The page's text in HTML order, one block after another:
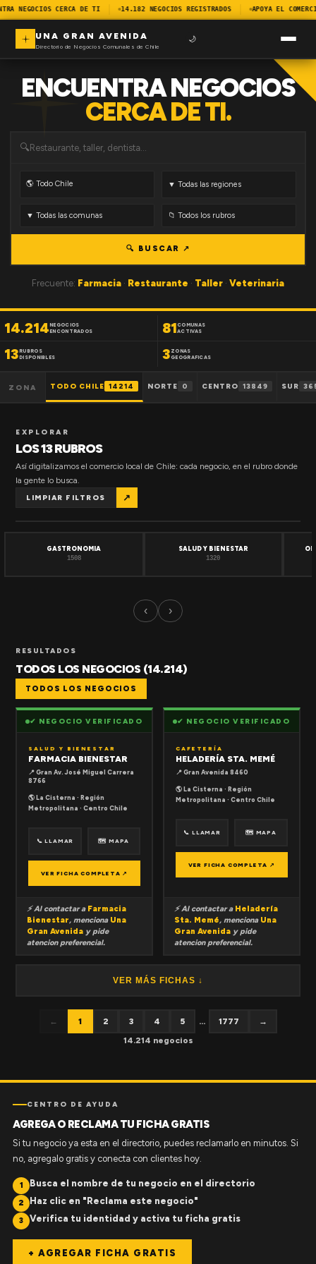
NEGOCIOS CERCA DE TI 14.182 NEGOCIOS REGISTRADOS APOYA EL
UNA GRAN AVENIDA
Directorio de Negocios Comunales de Chile
🌙
ENCUENTRA NEGOCIOS
CERCA DE TI.
🔍
🔍 BUSCAR ↗
Frecuente: Farmacia · Restaurante · Taller · Veterinaria
14.214NEGOCIOS
ENCONTRADOS
81 COMUNAS
ACTIVAS
13RUBROS
DISPONIBLES
3 ZONAS
GEOGRAFICAS
ZONA TODO CHILE 14214 NORTE 0 CENTRO 13849 SUR
EXPLORAR
LOS 13 RUBROS
Así digitalizamos el comercio local de Chile: cada negocio, en el rubro donde
la gente lo busca.
LIMPIAR FILTROS ↗
GASTRONOMIA
1508
SALUD Y BIENESTAR
1320
‹ ›
RESULTADOS
TODOS LOS NEGOCIOS (14.214)
TODOS LOS NEGOCIOS
✔ NEGOCIO VERIFICADO
SALUD Y BIENESTAR
FARMACIA BIENESTAR
📍 Gran Av. José Miguel Carrera
8766
🌎 La Cisterna · Región
Metropolitana · Centro Chile
📞 LLAMAR 🗺 MAPA
VER FICHA COMPLETA ↗
⚡ Al contactar a Farmacia
Bienestar, menciona Una
Gran Avenida y pide
atencion preferencial.
✔ NEGOCIO VERIFICADO
CAFETERÍA
HELADERÍA STA. MEMÉ
📍 Gran Avenida 8460
🌎 La Cisterna · Región
Metropolitana · Centro Chile
📞 LLAMAR 🗺 MAPA
VER FICHA COMPLETA ↗
⚡ Al contactar a Heladería
Sta. Memé, menciona Una
Gran Avenida y pide
atencion preferencial.
VER MÁS FICHAS ↓
← 1 2 3 4 5 ... 1777
→
14.214 negocios
CENTRO DE AYUDA
AGREGA O RECLAMA TU FICHA GRATIS
Si tu negocio ya esta en el directorio, puedes reclamarlo en minutos. Si
no, agregalo gratis y conecta con clientes hoy.
1 Busca el nombre de tu negocio en el directorio
2 Haz clic en "Reclama este negocio"
3 Verifica tu identidad y activa tu ficha gratis
+ AGREGAR FICHA GRATIS